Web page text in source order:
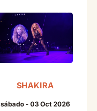
SHAKIRA
sábado - 03 Oct 2026